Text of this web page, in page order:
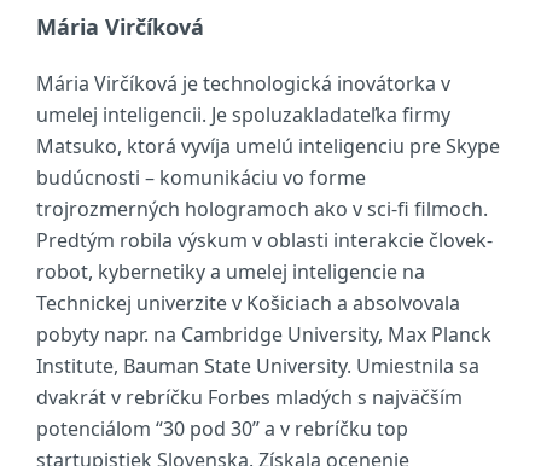
Mária Virčíková
Mária Virčíková je technologická inovátorka v
umelej inteligencii. Je spoluzakladateľka firmy
Matsuko, ktorá vyvíja umelú inteligenciu pre Skype
budúcnosti – komunikáciu vo forme
trojrozmerných hologramoch ako v sci-fi filmoch.
Predtým robila výskum v oblasti interakcie človek-
robot, kybernetiky a umelej inteligencie na
Technickej univerzite v Košiciach a absolvovala
pobyty napr. na Cambridge University, Max Planck
Institute, Bauman State University. Umiestnila sa
dvakrát v rebríčku Forbes mladých s najväčším
potenciálom “30 pod 30” a v rebríčku top
startupistiek Slovenska. Získala ocenenie